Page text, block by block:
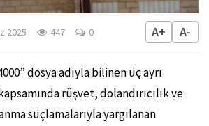
2025 447 0 A+ A-
dosya adıyla bilinen üç ayrı
rüşvet, dolandırıcılık ve
suçlamalarıyla yargılanan